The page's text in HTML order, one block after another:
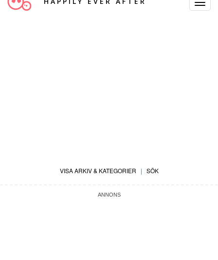
Toggle
VISA ARKIV & KATEGORIER | SÖK